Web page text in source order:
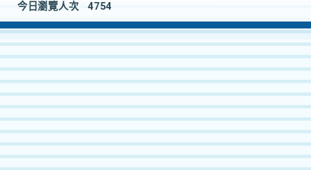
今日瀏覽人次
4754